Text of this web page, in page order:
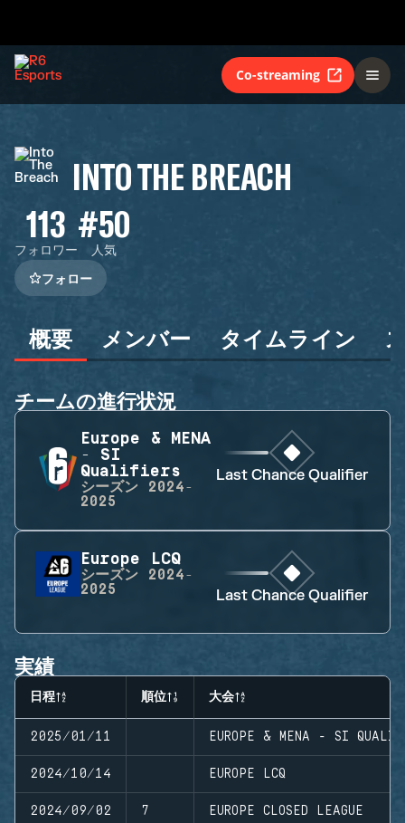
Co-streaming
INTO THE BREACH
113
フォロワー
#50
人気
フォロー
概要 メンバー タイムライン
チームの進行状況
Europe & MENA
- SI
Qualifiers
シーズン
2024-
2025
Last Chance Qualifier
Europe LCQ
シーズン
2024-
2025
Last Chance Qualifier
実績
日程 順位 大会
2025/01/11 EUROPE & MENA - SI
2024/10/14 EUROPE LCQ
2024/09/02 7 EUROPE CLOSED LEAGUE